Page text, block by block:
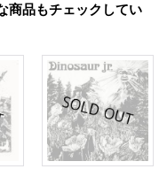
商品もチェックしてい